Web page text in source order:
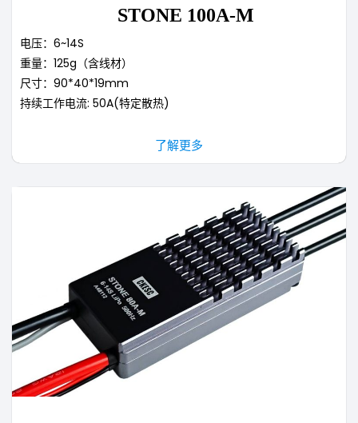
STONE 100A-M
电压：6~14S
重量：125g（含线材）
尺寸：90*40*19mm
持续工作电流: 50A(特定散热)
了解更多